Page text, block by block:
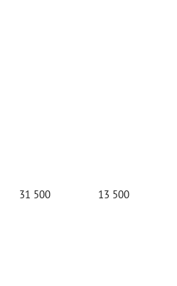
31 500 13 500